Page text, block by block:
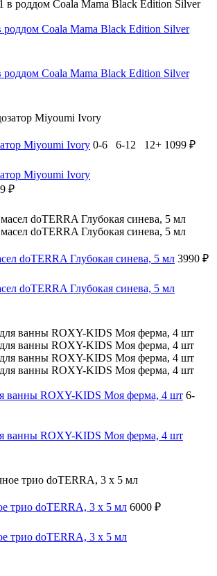
Coala Mama Black Edition Silver
Coala Mama Black Edition Silver
Мiyoumi Ivory 0-6 6-12 12+ 1099 ₽
Мiyoumi Ivory
₽
doTERRA Глубокая синева, 5 мл 3990 ₽
doTERRA Глубокая синева, 5 мл
ванны ROXY-KIDS Моя ферма, 4 шт 6-
ванны ROXY-KIDS Моя ферма, 4 шт
трио doTERRA, 3 х 5 мл 6000 ₽
трио doTERRA, 3 х 5 мл